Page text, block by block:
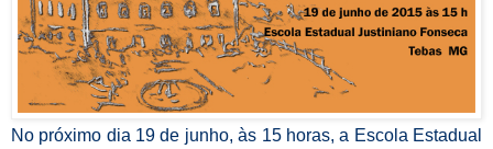
No próximo dia 19 de junho, às 15 horas, a Escola Estadual